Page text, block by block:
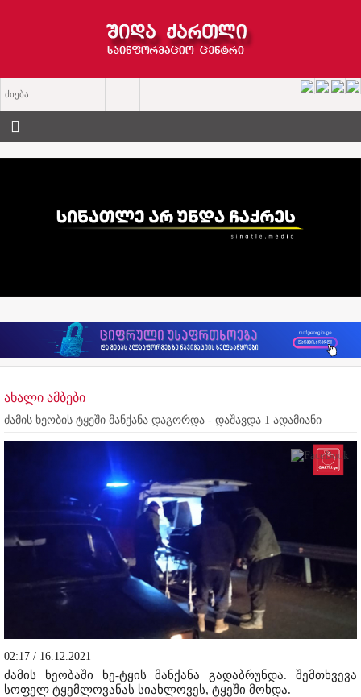
ახალი ამბები
ძამის ხეობის ტყეში მანქანა დაგორდა - დაშავდა 1 ადამიანი
02:17 / 16.12.2021
ძამის ხეობაში ხე-ტყის მანქანა გადაბრუნდა. შემთხვევა
სოფელ ტყემლოვანას სიახლოვეს, ტყეში მოხდა.